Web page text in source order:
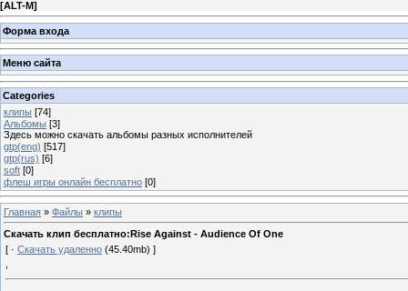
[ALT-M]
Форма входа
Меню сайта
Categories
клипы [74]
Альбомы [3]
Здесь можно скачать альбомы разных исполнителей
gtp(eng) [517]
gtp(rus) [6]
soft [0]
флеш игры онлайн бесплатно [0]
Главная » Файлы » клипы
Скачать клип бесплатно:Rise Against - Audience Of One
[ · Скачать удаленно (45.40mb) ]